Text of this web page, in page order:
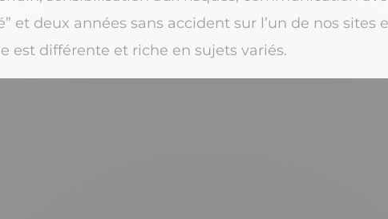
et deux années sans accident sur l’un de nos sites
est différente et riche en sujets variés.